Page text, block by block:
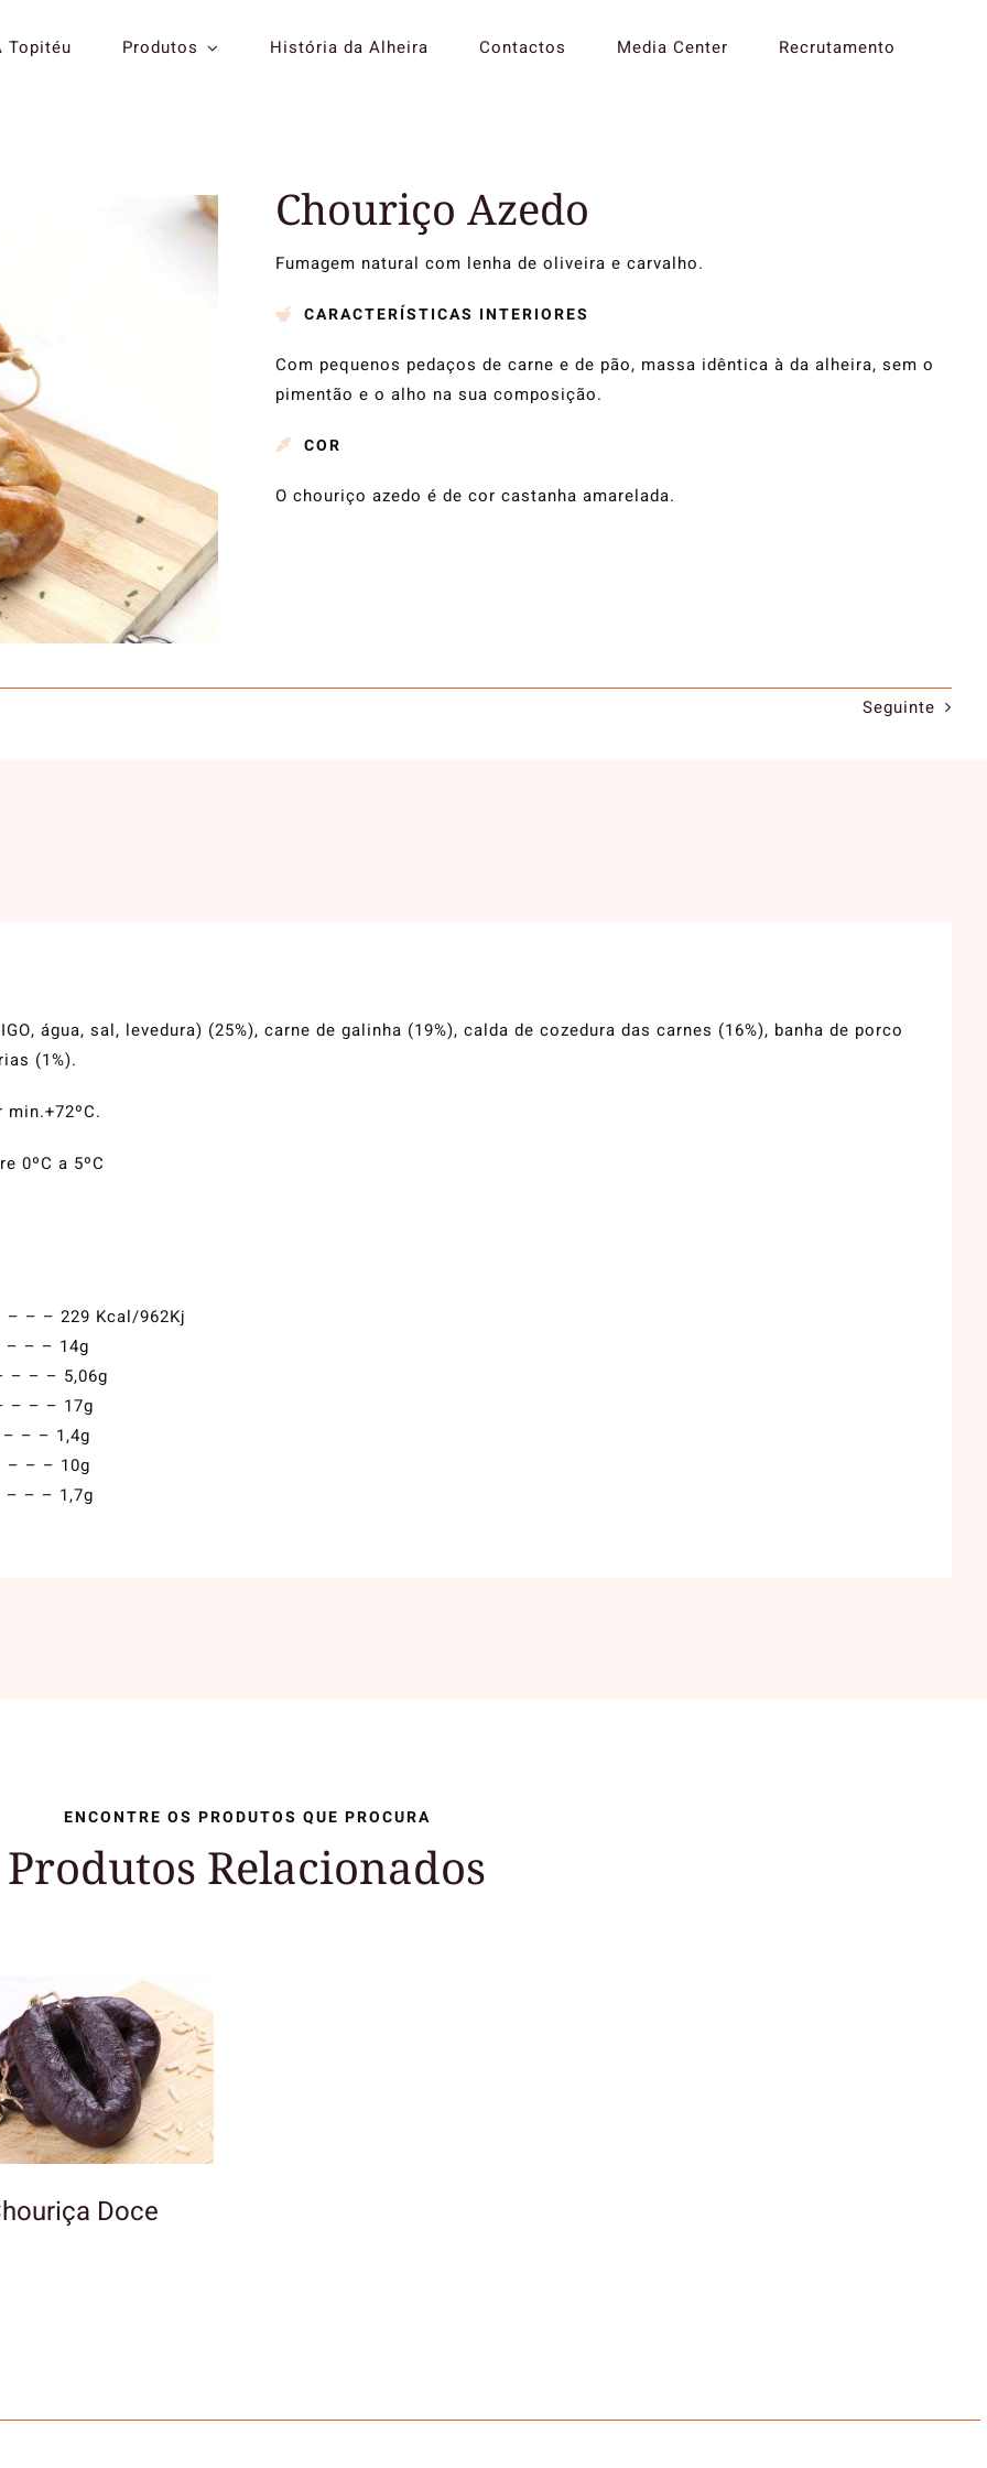
Topitéu Produtos História da Alheira Contactos Media Center Recrutamento
Chouriço Azedo
Fumagem natural com lenha de oliveira e carvalho.
CARACTERÍSTICAS INTERIORES
Com pequenos pedaços de carne e de pão, massa idêntica à da alheira, sem o
pimentão e o alho na sua composição.
COR
O chouriço azedo é de cor castanha amarelada.
Seguinte
água, sal, levedura) (25%), carne de galinha (19%), calda de cozedura das carnes (16%), banha de porco
(1%).
0ºC a 5ºC
– – 229 Kcal/962Kj
– – 14g
– – – 5,06g
– – – 17g
– – 1,4g
– – 10g
– – 1,7g
ENCONTRE OS PRODUTOS QUE PROCURA
Produtos Relacionados
Doce